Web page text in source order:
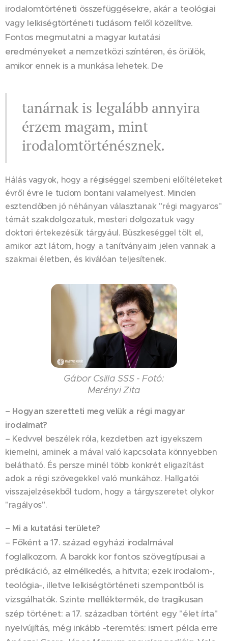
irodalomtörténeti összefüggésekre, akár a teológiai
vagy lelkiségtörténeti tudásom felől közelítve.
Fontos megmutatni a magyar kutatási
eredményeket a nemzetközi színtéren, és örülök,
amikor ennek is a munkása lehetek. De
tanárnak is legalább annyira
érzem magam, mint
irodalomtörténésznek.
Hálás vagyok, hogy a régiséggel szembeni előítéleteket
évről évre le tudom bontani valamelyest. Minden
esztendőben jó néhányan választanak "régi magyaros"
témát szakdolgozatuk, mesteri dolgozatuk vagy
doktori értekezésük tárgyául. Büszkeséggel tölt el,
amikor azt látom, hogy a tanítványaim jelen vannak a
szakmai életben, és kiválóan teljesítenek.
Gábor Csilla SSS - Fotó:
Merényi Zita
– Hogyan szeretteti meg velük a régi magyar
irodalmat?
– Kedvvel beszélek róla, kezdetben azt igyekszem
kiemelni, aminek a mával való kapcsolata könnyebben
belátható. És persze minél több konkrét eligazítást
adok a régi szövegekkel való munkához. Hallgatói
visszajelzésekből tudom, hogy a tárgyszeretet olykor
"ragályos".
– Mi a kutatási területe?
– Főként a 17. század egyházi irodalmával
foglalkozom. A barokk kor fontos szövegtípusai a
prédikáció, az elmélkedés, a hitvita; ezek irodalom-,
teológia-, illetve lelkiségtörténeti szempontból is
vizsgálhatók. Szinte melléktermék, de tragikusan
szép történet: a 17. században történt egy "élet írta"
nyelvújítás, még inkább -teremtés: ismert példa erre